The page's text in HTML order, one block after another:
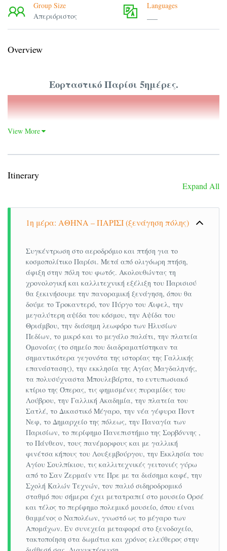
Group Size
Απεριόριστος
Languages
Overview
Εορταστικό Παρίσι 5ημέρες.
Tribe Paris La Defense
Τιμή κατ’ άτομο σε δίκλινο
δωμάτιο
645€
Τιμή κατ’
Τιμή σε μονόκλινο δωμάτιο
895€
Παιδικό σε τρίκλινο (μέχρι
12 ετών)
495€
Παιδικό σε
12 ετών)
Φόροι
αεροδρομίων&ξενοδοχείων
225€
Φόροι
*Οι τιμές προσαυξάνονται κατά 50€/άτομο
έπειτα από τις 10 πρώτες συμμετοχές.
Mουσείο Λούβρου, Disneyland, Συνοικία Μαραί
, πλατεία Βαστίλης, συνοικία Λατίνων
(QuartierLatin)
Στο πακέτο Εορταστικό Παρίσι 5ημέρες
περιλαμβάνονται:
Αεροπορικά εισιτήρια οικονομικής θέσης με
απευθείας πτήσεις Αθήνα – Παρίσι – Αθήνα
με τα υπερσύγχρονα αεροσκάφη
AirbusNeoτης SkyExpress.
Διαμονήσεξενοδοχείοτηςεπιλογήςσας
(TribeParisLaDefenseEsplanade,
HyattRegencyEtoileParis4*lux.)
Πρωινό μπουφέ καθημερινά.
View More
Itinerary
Expand All
1η μέρα: ΑΘΗΝΑ – ΠΑΡΙΣΙ (ξενάγηση πόλης)
Συγκέντρωση στο αεροδρόμιο και πτήση για το
κοσμοπολίτικο Παρίσι. Μετά από ολιγόωρη πτήση,
άφιξη στην πόλη του φωτός. Ακολουθώντας τη
χρονολογική και καλλιτεχνική εξέλιξη του Παρισιού
θα ξεκινήσουμε την πανοραμική ξενάγηση, όπου θα
δούμε το Τροκαντερό, τον Πύργο του Άιφελ, την
μεγαλύτερη αψίδα του κόσμου, την Αψίδα του
Θριάμβου, την διάσημη λεωφόρο των Ηλυσίων
Πεδίων, το μικρό και το μεγάλο παλάτι, την πλατεία
Ομονοίας (το σημείο που διαδραματίστηκαν τα
σημαντικότερα γεγονότα της ιστορίας της Γαλλικής
επανάστασης), την εκκλησία της Αγίας Μαγδαληνής,
τα πολυσύχναστα Μπουλεβάρτα, το εντυπωσιακό
κτίριο της Όπερας, τις φημισμένες πυραμίδες του
Λούβρου, την Γαλλική Ακαδημία, την πλατεία του
Σατλέ, το Δικαστικό Μέγαρο, την νέα γέφυρα Ποντ
Νεφ, το Δημαρχείο της πόλεως, την Παναγία των
Παρισίων, το περίφημο Πανεπιστήμιο της Σορβόννης ,
το Πάνθεον, τους πανέμορφους και με γαλλική
φινέτσα κήπους του Λουξεμβούργου, την Εκκλησία του
Αγίου Σουλπίκιου, τις καλλιτεχνικές γειτονιές γύρω
από το Σαν Ζερμαίν ντε Πρε με τα διάσημα καφέ, την
Σχολή Καλών Τεχνών, τον παλιό σιδηροδρομικό
σταθμό που σήμερα έχει μετατραπεί στο μουσείο Ορσέ
και τέλος το περίφημο πολεμικό μουσείο, όπου είναι
θαμμένος ο Ναπολέων, γνωστό ως το μέγαρο των
Απομάχων. Εν συνεχεία μεταφορά στο ξενοδοχείο,
τακτοποίηση στα δωμάτια και χρόνος ελεύθερος στην